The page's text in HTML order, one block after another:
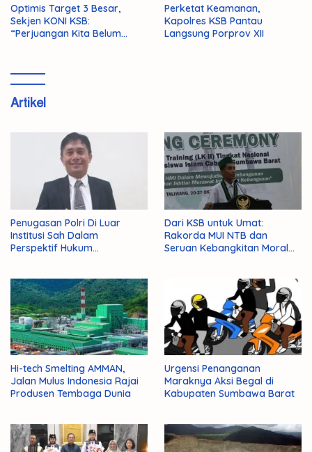
Optimis Target 3 Besar,
Sekjen KONI KSB:
“Perjuangan Kita Belum
Perketat Keamanan,
Kapolres KSB Pantau
Langsung Porprov XII
Artikel
Penugasan Polri Di Luar
Institusi Sah Dalam
Perspektif Hukum
Dari KSB untuk Umat:
Rakorda MUI NTB dan
Seruan Kebangkitan Moral
Hi-tech Smelting AMMAN,
Jalan Mulus Indonesia Rajai
Produsen Tembaga Dunia
Urgensi Penanganan
Maraknya Aksi Begal di
Kabupaten Sumbawa Barat